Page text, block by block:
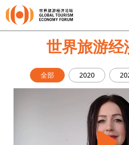
繁 简
关于论坛
世界旅游经
全部 2020